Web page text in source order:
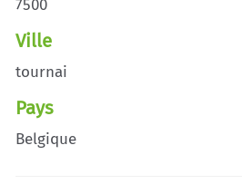
7500
Ville
tournai
Pays
Belgique